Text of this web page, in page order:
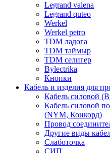
Legrand valena
Legrand quteo
Werkel
Werkel petro
TDM ладога
TDM таймыр
TDM селигер
Bylectrika
Кнопки
Кабель и изделия для
Кабель силовой
Кабель силовой
(NYM, Конкорд)
Провод
Другие виды
Слаботочка
СИП